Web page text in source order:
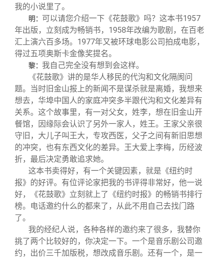
我的小说里了。
明： 可以请您介绍一下《花鼓歌》吗？这本书1957
年出版，立刻成为畅销书，1958年改编为歌剧，在百老
汇上演六百多场。1977年又被环球电影公司拍成电影，
得过五项奥斯卡金像奖提名。
黎： 我自己完全没有想到会这样。
《花鼓歌》讲的是华人移民的代沟和文化隔阂问
题。当时旧金山报上的新闻不是谋杀就是离婚，我想来
想去，华埠中国人的家庭冲突多半跟代沟和文化差异有
关系。这个故事里，有一对父女，姓李，想在旧金山开
餐馆，因缘际会认识了另外一家人，姓王。王家父亲很
守旧，大儿子叫王大，专攻西医，父子之间有新旧思想
的冲突，也有东西文化的差异。王大爱上李梅，历经波
折，最后决定勇敢追求她。
这本书卖得好，有一个关键因素，就是《纽约时
报》的好评。有位评论家把我的书评得非常好，他一说
好，《花鼓歌》立刻就上了《纽约时报》的畅销书排行
榜。电话邀约什么的都来了，从此不用自己去找门路
了。
我的经纪人说，各种各样的邀约来了很多，我替你
挑了两个比较好的，你决定一下。一个是音乐剧公司邀
约，出价三千加版税，想改成音乐剧。还有一个，是一